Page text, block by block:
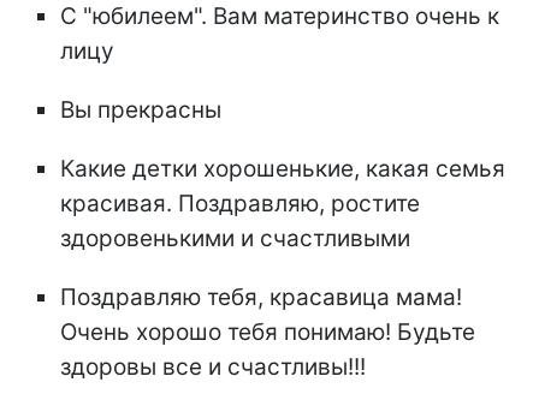
С "юбилеем". Вам материнство очень к
лицу
Вы прекрасны
Какие детки хорошенькие, какая семья
красивая. Поздравляю, ростите
здоровенькими и счастливыми
Поздравляю тебя, красавица мама!
Очень хорошо тебя понимаю! Будьте
здоровы все и счастливы!!!